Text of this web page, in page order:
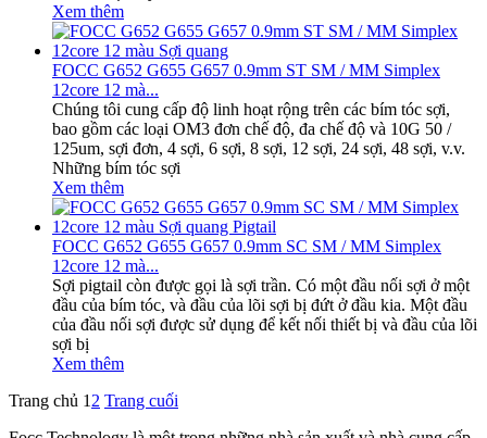
Xem thêm
FOCC G652 G655 G657 0.9mm ST SM / MM Simplex
12core 12 mà...
Chúng tôi cung cấp độ linh hoạt rộng trên các bím tóc sợi,
bao gồm các loại OM3 đơn chế độ, đa chế độ và 10G 50 /
125um, sợi đơn, 4 sợi, 6 sợi, 8 sợi, 12 sợi, 24 sợi, 48 sợi, v.v.
Những bím tóc sợi
Xem thêm
FOCC G652 G655 G657 0.9mm SC SM / MM Simplex
12core 12 mà...
Sợi pigtail còn được gọi là sợi trần. Có một đầu nối sợi ở một
đầu của bím tóc, và đầu của lõi sợi bị đứt ở đầu kia. Một đầu
của đầu nối sợi được sử dụng để kết nối thiết bị và đầu của lõi
sợi bị
Xem thêm
Trang chủ 1 2 Trang cuối